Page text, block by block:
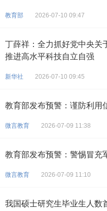
教育部 2026-07-10 09:47
丁薛祥：全力抓好党中央关
推进高水平科技自立自强
新华社 2026-07-10 09:45
教育部发布预警：谨防利用
微言教育 2026-07-09 11:38
教育部发布预警：警惕冒充
微言教育 2026-07-09 11:10
我国硕士研究生毕业生人数